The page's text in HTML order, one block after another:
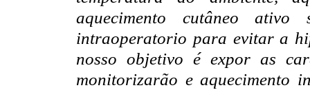
aquecimento cutâneo ativo
intraoperatorio para evitar a
nosso objetivo é expor as
monitorizarão e aquecimento